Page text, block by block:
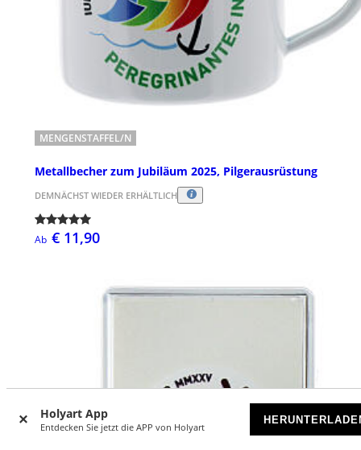
Holyart App
Entdecken Sie jetzt die APP von Holyart
MENGENSTAFFEL/N
Metallbecher zum Jubiläum 2025, Pilgerausrüstung
DEMNÄCHST WIEDER ERHÄLTLICH
Ab € 11,90